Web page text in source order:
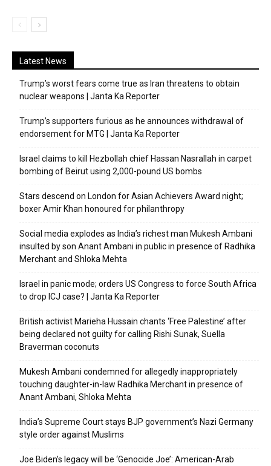
Latest News
Trump’s worst fears come true as Iran threatens to obtain
nuclear weapons | Janta Ka Reporter
Trump’s supporters furious as he announces withdrawal of
endorsement for MTG | Janta Ka Reporter
Israel claims to kill Hezbollah chief Hassan Nasrallah in carpet
bombing of Beirut using 2,000-pound US bombs
Stars descend on London for Asian Achievers Award night;
boxer Amir Khan honoured for philanthropy
Social media explodes as India’s richest man Mukesh Ambani
insulted by son Anant Ambani in public in presence of Radhika
Merchant and Shloka Mehta
Israel in panic mode; orders US Congress to force South Africa
to drop ICJ case? | Janta Ka Reporter
British activist Marieha Hussain chants ‘Free Palestine’ after
being declared not guilty for calling Rishi Sunak, Suella
Braverman coconuts
Mukesh Ambani condemned for allegedly inappropriately
touching daughter-in-law Radhika Merchant in presence of
Anant Ambani, Shloka Mehta
India’s Supreme Court stays BJP government’s Nazi Germany
style order against Muslims
Joe Biden’s legacy will be ‘Genocide Joe’: American-Arab